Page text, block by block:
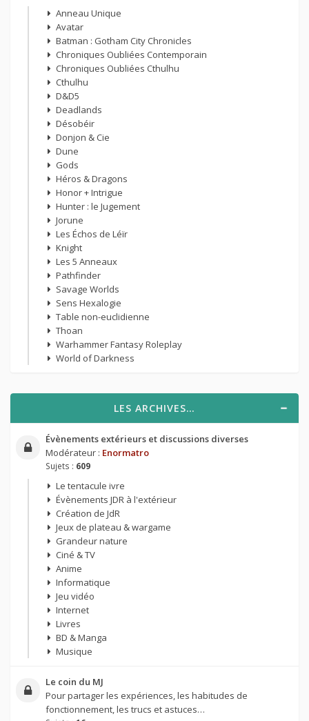
Anneau Unique
Avatar
Batman : Gotham City Chronicles
Chroniques Oubliées Contemporain
Chroniques Oubliées Cthulhu
Cthulhu
D&D5
Deadlands
Désobéir
Donjon & Cie
Dune
Gods
Héros & Dragons
Honor + Intrigue
Hunter : le Jugement
Jorune
Les Échos de Léïr
Knight
Les 5 Anneaux
Pathfinder
Savage Worlds
Sens Hexalogie
Table non-euclidienne
Thoan
Warhammer Fantasy Roleplay
World of Darkness
LES ARCHIVES…
Évènements extérieurs et discussions diverses
Modérateur : Enormatro
Sujets : 609
Le tentacule ivre
Évènements JDR à l'extérieur
Création de JdR
Jeux de plateau & wargame
Grandeur nature
Ciné & TV
Anime
Informatique
Jeu vidéo
Internet
Livres
BD & Manga
Musique
Le coin du MJ
Pour partager les expériences, les habitudes de
fonctionnement, les trucs et astuces…